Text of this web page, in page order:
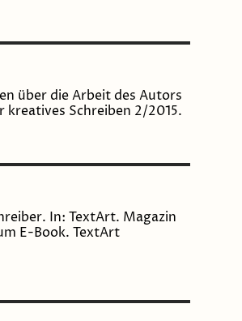
über die Arbeit des Autors
Schreiben 2/2015.
In: TextArt. Magazin
E-Book. TextArt